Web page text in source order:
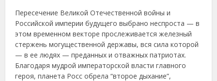
Пересечение Великой Отечественной войны и
Российской империи будущего выбрано неспроста — в
этом временном векторе прослеживается железный
стержень могущественной державы, вся сила которой
— в ее людях — преданных и отважных патриотах.
Благодаря мудрой императорской власти главного
героя, планета Росс обрела “второе дыхание”,